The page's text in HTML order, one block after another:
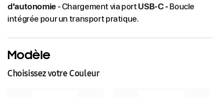
d'autonomie- Chargement via port USB-C - Boucle
intégrée pour un transport pratique.
Modèle
Choisissez votre Couleur